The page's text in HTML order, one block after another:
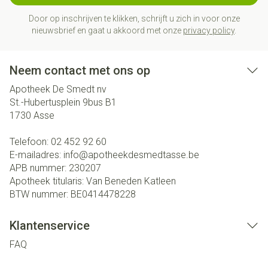
Door op inschrijven te klikken, schrijft u zich in voor onze
nieuwsbrief en gaat u akkoord met onze privacy policy.
Neem contact met ons op
Apotheek De Smedt nv
St.-Hubertusplein 9bus B1
1730 Asse
Telefoon: 02 452 92 60
E-mailadres: info@apotheekdesmedtasse.be
APB nummer: 230207
Apotheek titularis: Van Beneden Katleen
BTW nummer: BE0414478228
Klantenservice
FAQ